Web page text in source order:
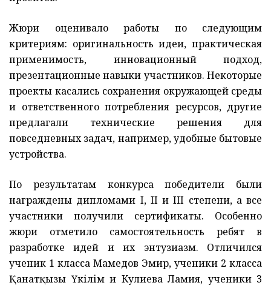
Жюри оценивало работы по следующим
критериям: оригинальность идеи, практическая
применимость, инновационный подход,
презентационные навыки участников. Некоторые
проекты касались сохранения окружающей среды
и ответственного потребления ресурсов, другие
предлагали технические решения для
повседневных задач, например, удобные бытовые
устройства.
По результатам конкурса победители были
награждены дипломами I, II и III степени, а все
участники получили сертификаты. Особенно
жюри отметило самостоятельность ребят в
разработке идей и их энтузиазм. Отличился
ученик 1 класса Мамедов Эмир, ученики 2 класса
Қанатқызы Үкілім и Кулиева Ламия, ученики 3